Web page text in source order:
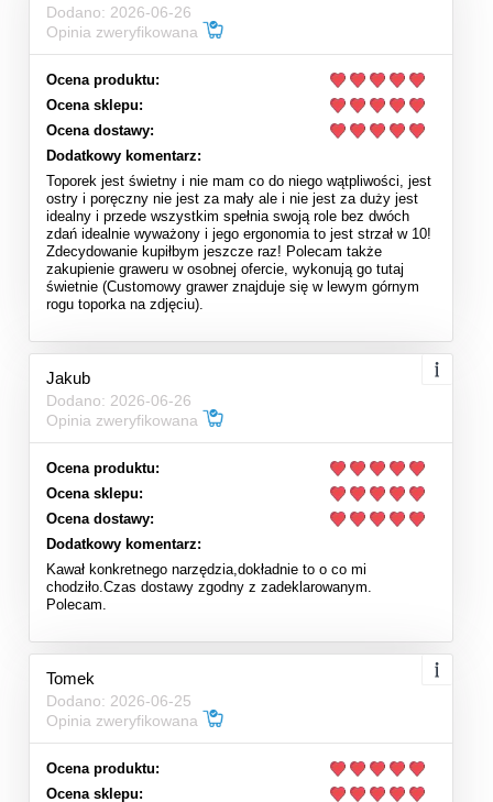
Dodano: 2026-06-26
Opinia zweryfikowana
Ocena produktu:
Ocena sklepu:
Ocena dostawy:
Dodatkowy komentarz:
Toporek jest świetny i nie mam co do niego wątpliwości, jest
ostry i poręczny nie jest za mały ale i nie jest za duży jest
idealny i przede wszystkim spełnia swoją role bez dwóch
zdań idealnie wyważony i jego ergonomia to jest strzał w 10!
Zdecydowanie kupiłbym jeszcze raz! Polecam także
zakupienie graweru w osobnej ofercie, wykonują go tutaj
świetnie (Customowy grawer znajduje się w lewym górnym
rogu toporka na zdjęciu).
Jakub
Dodano: 2026-06-26
Opinia zweryfikowana
Ocena produktu:
Ocena sklepu:
Ocena dostawy:
Dodatkowy komentarz:
Kawał konkretnego narzędzia,dokładnie to o co mi
chodziło.Czas dostawy zgodny z zadeklarowanym.
Polecam.
Tomek
Dodano: 2026-06-25
Opinia zweryfikowana
Ocena produktu:
Ocena sklepu: